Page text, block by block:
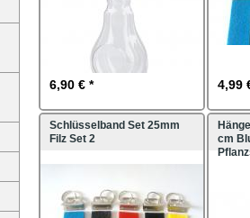
6,90 € * 4,99
Schlüsselband Set 25mm
Filz Set 2
cm